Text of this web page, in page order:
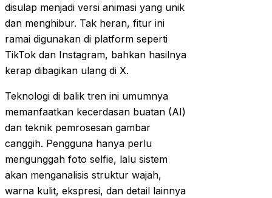
disulap menjadi versi animasi yang unik
dan menghibur. Tak heran, fitur ini
ramai digunakan di platform seperti
TikTok dan Instagram, bahkan hasilnya
kerap dibagikan ulang di X.
Teknologi di balik tren ini umumnya
memanfaatkan kecerdasan buatan (AI)
dan teknik pemrosesan gambar
canggih. Pengguna hanya perlu
mengunggah foto selfie, lalu sistem
akan menganalisis struktur wajah,
warna kulit, ekspresi, dan detail lainnya